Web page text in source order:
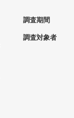
調査期間
調査対象者